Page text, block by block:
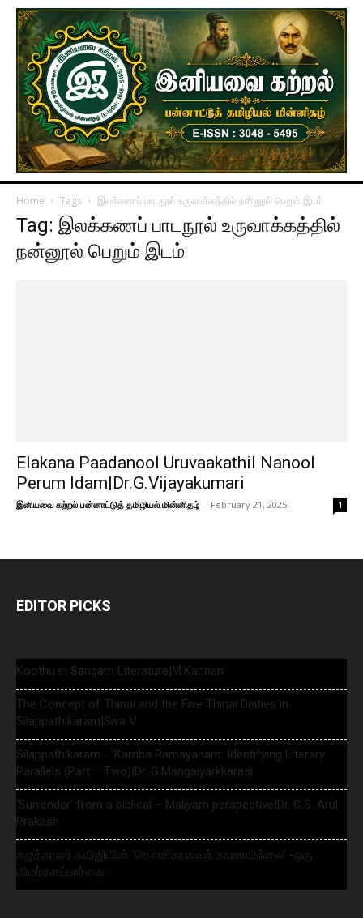
Home Tags இலக்கணப் பாடநூல் உருவாக்கத்தில் நன்னூல் பெறும் இடம்
Tag: இலக்கணப் பாடநூல் உருவாக்கத்தில்
நன்னூல் பெறும் இடம்
Elakana Paadanool Uruvaakathil Nanool
Perum Idam|Dr.G.Vijayakumari
இனியவை கற்றல் பன்னாட்டுத் தமிழியல் மின்னிதழ் - February 21, 2025 1
EDITOR PICKS
Koothu in Sangam Literature|M.Kannan
The Concept of Thinai and the Five Thinai Deities in
Silappathikaram|Siva V
Silappathikaram – Kamba Ramayanam: Identifying Literary
Parallels (Part – Two)|Dr. G.Mangaiyarkkarasi
‘Surrender’ from a biblical – Maliyam perspective|Dr. C.S. Arul
Prakash
எழுத்தாளர் கவிஜியின் ‘கௌசிகாவைக் காணவில்லை’ -ஒரு
விமர்சனப்பார்வை